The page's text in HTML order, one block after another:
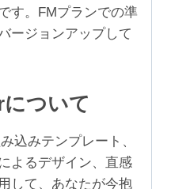
す。FMプランでの準
ージョンアップして
ついて
込みテンプレート、
よるデザイン、直感
して、あなたが今抱